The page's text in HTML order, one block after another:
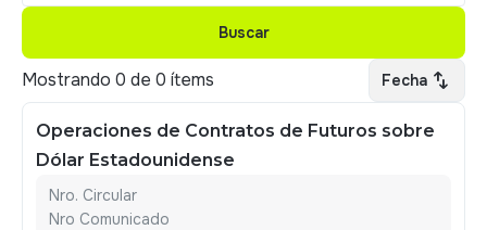
Buscar
Mostrando 0 de 0 ítems Fecha swap_vert
Operaciones de Contratos de Futuros sobre
Dólar Estadounidense
Nro. Circular
Nro Comunicado